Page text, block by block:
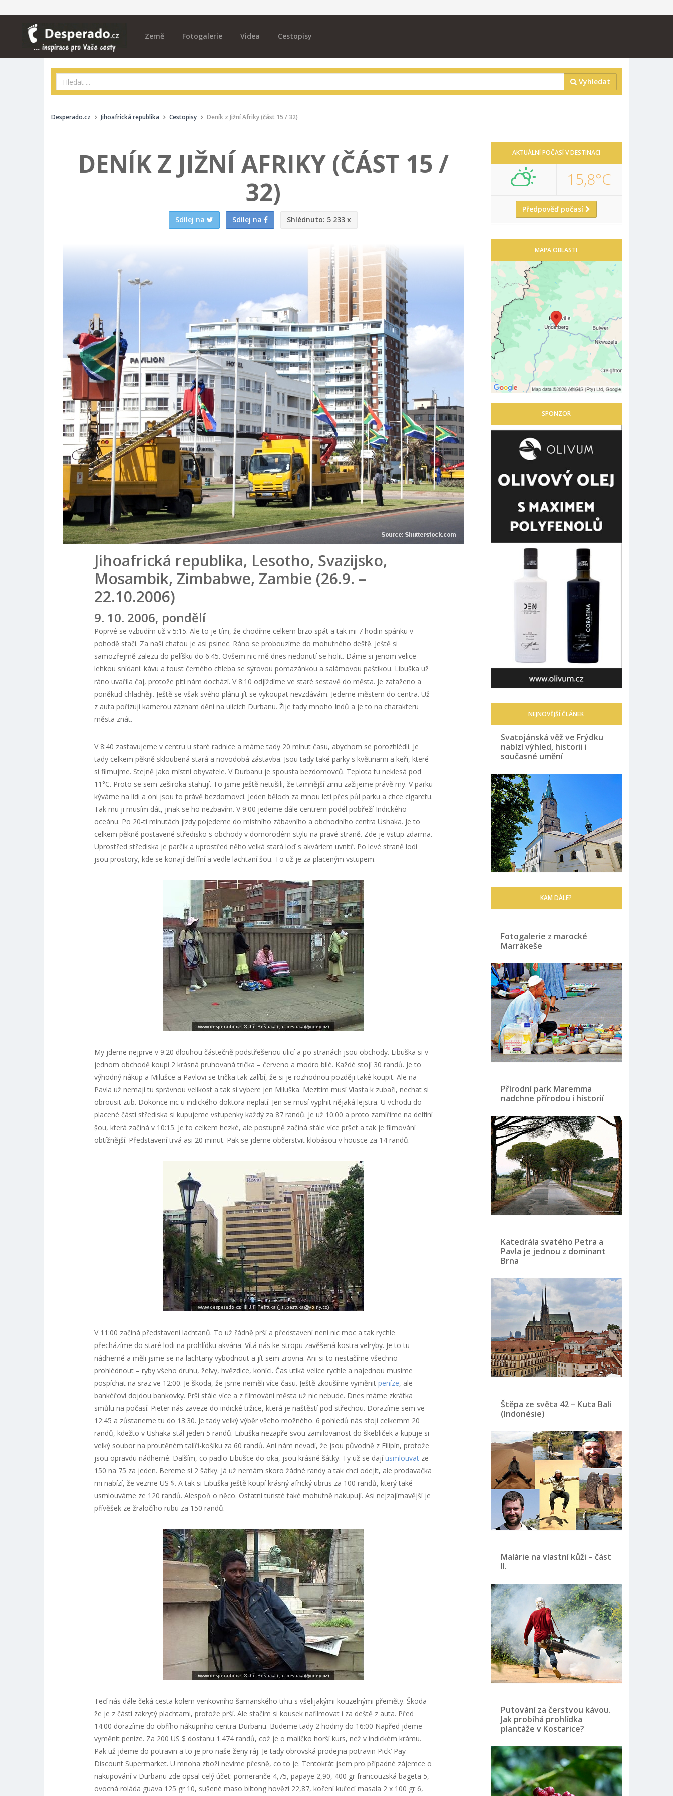
Země Fotogalerie Videa Cestopisy
Vyhledat
Desperado.cz Jihoafrická republika Cestopisy Deník z Jižní Afriky (část 15 / 32)
DENÍK Z JIŽNÍ AFRIKY (ČÁST 15 /
32)
Sdílej na Sdílej na Shlédnuto: 5 233 x
Jihoafrická republika, Lesotho, Svazijsko,
Mosambik, Zimbabwe, Zambie (26.9. –
22.10.2006)
9. 10. 2006, pondělí
Poprvé se vzbudím už v 5:15. Ale to je tím, že chodíme celkem brzo spát a tak mi 7 hodin spánku v
pohodě stačí. Za naší chatou je asi psinec. Ráno se probouzíme do mohutného deště. Ještě si
samozřejmě zalezu do pelíšku do 6:45. Ovšem nic mě dnes nedonutí se holit. Dáme si jenom velice
lehkou snídani: kávu a toust černého chleba se sýrovou pomazánkou a salámovou paštikou. Libuška už
ráno uvařila čaj, protože pití nám dochází. V 8:10 odjíždíme ve staré sestavě do města. Je zataženo a
poněkud chladněji. Ještě se však svého plánu jít se vykoupat nevzdávám. Jedeme městem do centra. Už
z auta pořizuji kamerou záznam dění na ulicích Durbanu. Žije tady mnoho Indů a je to na charakteru
města znát.
V 8:40 zastavujeme v centru u staré radnice a máme tady 20 minut času, abychom se porozhlédli. Je
tady celkem pěkně skloubená stará a novodobá zástavba. Jsou tady také parky s květinami a keři, které
si filmujme. Stejně jako místní obyvatele. V Durbanu je spousta bezdomovců. Teplota tu neklesá pod
11°C. Proto se sem zeširoka stahují. To jsme ještě netušili, že tamnější zimu zažijeme právě my. V parku
kýváme na lidi a oni jsou to právě bezdomovci. Jeden běloch za mnou letí přes půl parku a chce cigaretu.
Tak mu ji musím dát, jinak se ho nezbavím. V 9:00 jedeme dále centrem podél pobřeží Indického
oceánu. Po 20-ti minutách jízdy pojedeme do místního zábavního a obchodního centra Ushaka. Je to
celkem pěkně postavené středisko s obchody v domorodém stylu na pravé straně. Zde je vstup zdarma.
Uprostřed střediska je parčík a uprostřed něho velká stará loď s akváriem uvnitř. Po levé straně lodi
jsou prostory, kde se konají delfíní a vedle lachtaní šou. To už je za placeným vstupem.
My jdeme nejprve v 9:20 dlouhou částečně podstřešenou ulicí a po stranách jsou obchody. Libuška si v
jednom obchodě koupí 2 krásná pruhovaná trička – červeno a modro bílé. Každé stojí 30 randů. Je to
výhodný nákup a Milušce a Pavlovi se trička tak zalíbí, že si je rozhodnou později také koupit. Ale na
Pavla už nemají tu správnou velikost a tak si vybere jen Miluška. Mezitím musí Vlasta k zubaři, nechat si
obrousit zub. Dokonce nic u indického doktora neplatí. Jen se musí vyplnit nějaká lejstra. U vchodu do
placené části střediska si kupujeme vstupenky každý za 87 randů. Je už 10:00 a proto zamíříme na delfíní
šou, která začíná v 10:15. Je to celkem hezké, ale postupně začíná stále více pršet a tak je filmování
obtížnější. Představení trvá asi 20 minut. Pak se jdeme občerstvit klobásou v housce za 14 randů.
V 11:00 začíná představení lachtanů. To už řádně prší a představení není nic moc a tak rychle
přecházíme do staré lodi na prohlídku akvária. Vítá nás ke stropu zavěšená kostra velryby. Je to tu
nádherné a měli jsme se na lachtany vybodnout a jít sem zrovna. Ani si to nestačíme všechno
prohlédnout – ryby všeho druhu, želvy, hvězdice, koníci. Čas utíká velice rychle a najednou musíme
pospíchat na sraz ve 12:00. Je škoda, že jsme neměli více času. Ještě zkoušíme vyměnit peníze, ale
bankéřovi dojdou bankovky. Prší stále více a z filmování města už nic nebude. Dnes máme zkrátka
smůlu na počasí. Pieter nás zaveze do indické tržice, která je naštěstí pod střechou. Dorazíme sem ve
12:45 a zůstaneme tu do 13:30. Je tady velký výběr všeho možného. 6 pohledů nás stojí celkemm 20
randů, kdežto v Ushaka stál jeden 5 randů. Libuška nezapře svou zamilovanost do škebliček a kupuje si
velký soubor na proutěném talíři-košíku za 60 randů. Ani nám nevadí, že jsou původně z Filipín, protože
jsou opravdu nádherné. Dalším, co padlo Libušce do oka, jsou krásné šátky. Ty už se dajíusmlouvatze
150 na 75 za jeden. Bereme si 2 šátky. Já už nemám skoro žádné randy a tak chci odejít, ale prodavačka
mi nabízí, že vezme US $. A tak si Libuška ještě koupí krásný africký ubrus za 100 randů, který také
usmlouváme ze 120 randů. Alespoň o něco. Ostatní turisté také mohutně nakupují. Asi nejzajímavější je
přívěšek ze žraločího rubu za 150 randů.
Teď nás dále čeká cesta kolem venkovního šamanského trhu s všelijakými kouzelnými přeměty. Škoda
že je z části zakrytý plachtami, protože prší. Ale stačím si kousek nafilmovat i za deště z auta. Před
14:00 dorazíme do obřího nákupního centra Durbanu. Budeme tady 2 hodiny do 16:00 Napřed jdeme
vyměnit peníze. Za 200 US $ dostanu 1.474 randů, což je o maličko horší kurs, než v indickém krámu.
Pak už jdeme do potravin a to je pro naše ženy ráj. Je tady obrovská prodejna potravin Pick‘ Pay
Discount Supermarket. U mnoha zboží nevíme přesně, co to je. Tentokrát jsem pro případné zájemce o
nakupování v Durbanu zde opsal celý účet: pomeranče 4,75, papaye 2,90, 400 gr francouzská bageta 5,
ovocná roláda guava 125 gr 10, sušené maso biltong hovězí 22,87, koření kuřecí masala 2 x 100 gr 6,
AKTUÁLNÍ POČASÍ V DESTINACI
15,8°C
Předpověď počasí
MAPA OBLASTI
SPONZOR
NEJNOVĚJŠÍ ČLÁNEK
Svatojánská věž ve Frýdku
nabízí výhled, historii i
současné umění
KAM DÁLE?
Fotogalerie z marocké
Marrákeše
Přírodní park Maremma
nadchne přírodou i historií
Katedrála svatého Petra a
Pavla je jednou z dominant
Brna
Štěpa ze světa 42 – Kuta Bali
(Indonésie)
Malárie na vlastní kůži – část
II.
Putování za čerstvou kávou.
Jak probíhá prohlídka
plantáže v Kostarice?